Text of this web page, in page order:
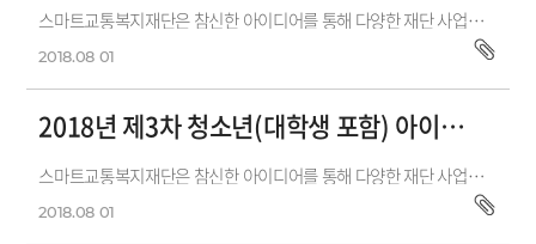
2018.08 01
스마트교통복지재단은 참신한 아이디어를 통해 다양한 재단 사업을 발굴하고자2018년 제3차 시민 아이디어 공모전을 개최합니다. 시민 여러...
2018.08 01
2018년 제3차 청소년(대학생 포함) 아이디어 공모전
스마트교통복지재단은 참신한 아이디어를 통해 다양한 재단 사업을 발굴하고자2018년 제3차 청소년(대학생 포함) 아이디어 공모전을 개최합니...